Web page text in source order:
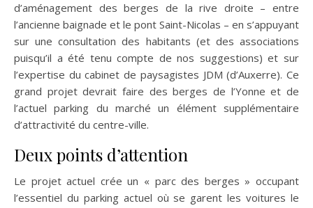
d’aménagement des berges de la rive droite – entre
l’ancienne baignade et le pont Saint-Nicolas – en s’appuyant
sur une consultation des habitants (et des associations
puisqu’il a été tenu compte de nos suggestions) et sur
l’expertise du cabinet de paysagistes JDM (d’Auxerre). Ce
grand projet devrait faire des berges de l’Yonne et de
l’actuel parking du marché un élément supplémentaire
d’attractivité du centre-ville.
Deux points d’attention
Le projet actuel crée un « parc des berges » occupant
l’essentiel du parking actuel où se garent les voitures le